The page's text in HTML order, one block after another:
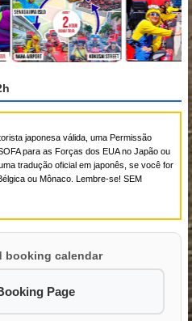
japonesa válida, uma Permissão
para as Forças dos EUA no Japão ou
tradução oficial em japonês, se você for
ou Mônaco. Lembre-se! SEM
booking calendar
Page